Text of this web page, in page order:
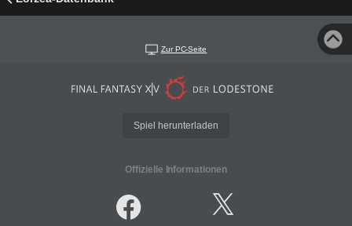
Zur PC-Seite
Spiel herunterladen
Offizielle Informationen